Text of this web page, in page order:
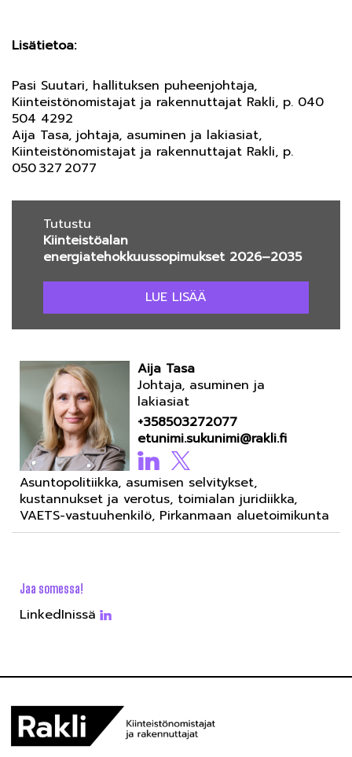
Lisätietoa:
Pasi Suutari, hallituksen puheenjohtaja,
Kiinteistönomistajat ja rakennuttajat Rakli, p. 040
504 4292
Aija Tasa, johtaja, asuminen ja lakiasiat,
Kiinteistönomistajat ja rakennuttajat Rakli, p.
050 327 2077
Tutustu
Kiinteistöalan
energiatehokkuussopimukset 2026–2035
LUE LISÄÄ
Aija Tasa
Johtaja, asuminen ja
lakiasiat
+358503272077
etunimi.sukunimi@rakli.fi
Asuntopolitiikka, asumisen selvitykset,
kustannukset ja verotus, toimialan juridiikka,
VAETS-vastuuhenkilö, Pirkanmaan aluetoimikunta
Jaa somessa!
LinkedInissä